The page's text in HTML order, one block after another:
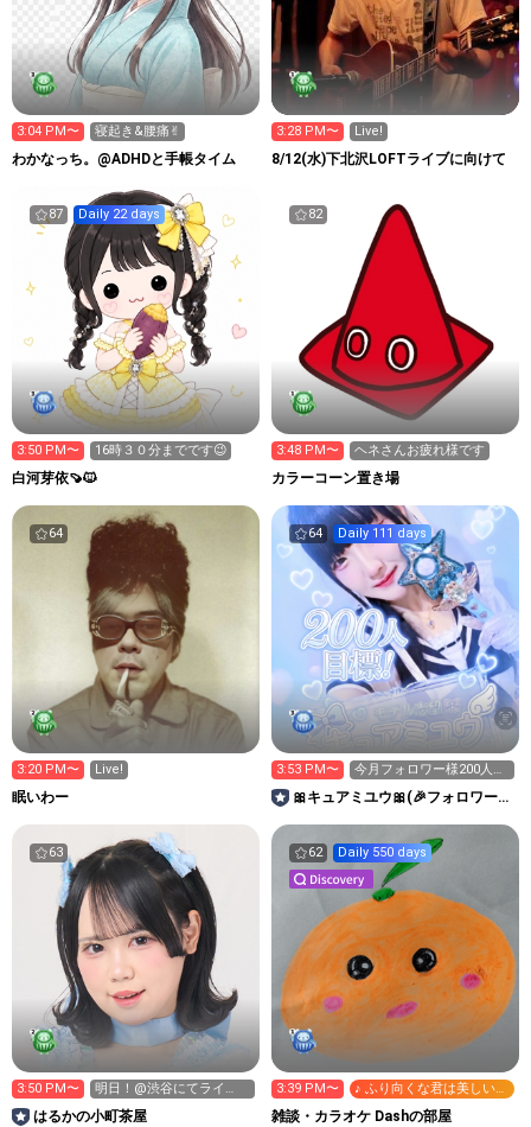
3:04 PM〜 寝起き&腰痛✌︎
わかなっち。@ADHDと手帳タイム
3:28 PM〜 Live!
8/12(水)下北沢LOFTライブに向けて
87 Daily 22 days
3:50 PM〜 16時３０分までです😉
白河芽依🍠🐱
82
3:48 PM〜 ヘネさんお疲れ様です
カラーコーン置き場
64
3:20 PM〜 Live!
眠いわー
64 Daily 111 days
3:53 PM〜
今月フォロワー様200人目
標！皆と達成したいで
す！
🎀キュアミユウ🎀‪(🎉フォロワー様
63
3:50 PM〜
明日！@渋谷にてライ
ブ！
はるかの小町茶屋
62 Daily 550 days
3:39 PM〜
♪ ふり向くな君は美しい～
高校サッカーの歌～
雑談・カラオケ Dashの部屋